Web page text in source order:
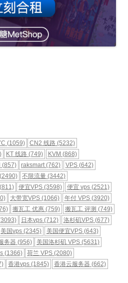
(1059) CN2 线路 (5232)
KT 线路 (749) KVM (868)
(857) raksmart(762) VPS(642)
不限流量 (3442)
便宜VPS (3598) 便宜 vps(2521)
大带宽VPS (1066) 年付 VPS(3920)
搬瓦工 优惠 (759) 搬瓦工 评测 (749)
日本vps (712) 洛杉矶VPS(677)
美国vps (2345) 美国便宜VPS(643)
务器 (956) 美国洛杉矶 VPS (5631)
(1366) 荷兰 VPS (2080)
香港vps (1845) 香港云服务器 (662)